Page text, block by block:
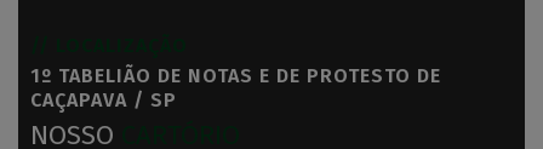
1º TABELIÃO DE NOTAS E DE PROTESTO DE
CAÇAPAVA / SP
NOSSO